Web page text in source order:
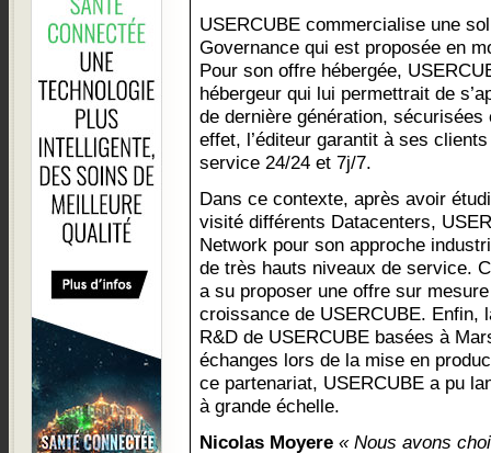
USERCUBE commercialise une
Governance qui est proposée en
Pour son offre hébergée,
hébergeur qui lui permettrait de
de dernière génération,
effet, l’éditeur garantit à ses
service 24/24 et 7j/7.
Dans ce contexte, après avoir
visité différents Datacenters,
Network pour son approche
de très hauts niveaux de service.
a su proposer une offre sur
croissance de USERCUBE. Enfin,
R&D de USERCUBE basées à
échanges lors de la mise en
ce partenariat, USERCUBE a pu
à grande échelle.
Nicolas Moyere « Nous avons